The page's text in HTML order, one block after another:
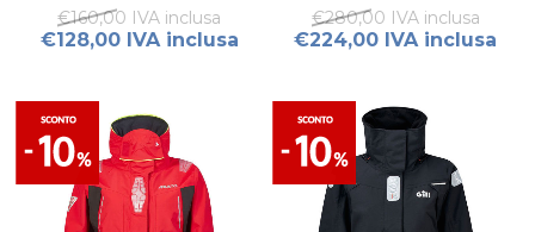
€160,00 IVA inclusa
€128,00 IVA inclusa
€280,00 IVA inclusa
€224,00 IVA inclusa